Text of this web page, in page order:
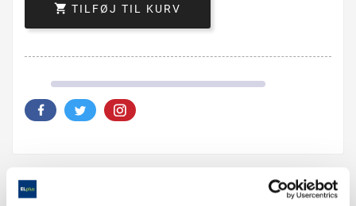
 TILFØJ TIL KURV